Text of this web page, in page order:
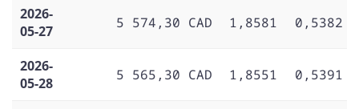
2026-
05-27
5 574,30 CAD 1,8581 0,5382
2026-
05-28
5 565,30 CAD 1,8551 0,5391